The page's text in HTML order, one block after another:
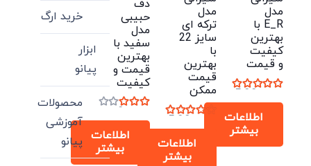
مدل
E_R با
بهترین
کیفیت
و قیمت
اطلاعات
بیشتر
مدل
ترکه ای
سایز 22
با
بهترین
قیمت
ممکن
اطلاعات
بیشتر
دف
حبیبی
مدل
سفید با
بهترین
قیمت و
کیفیت
اطلاعات
بیشتر
خرید ارگ
ابزار
پیانو
محصولات
آموزشی
پیانو